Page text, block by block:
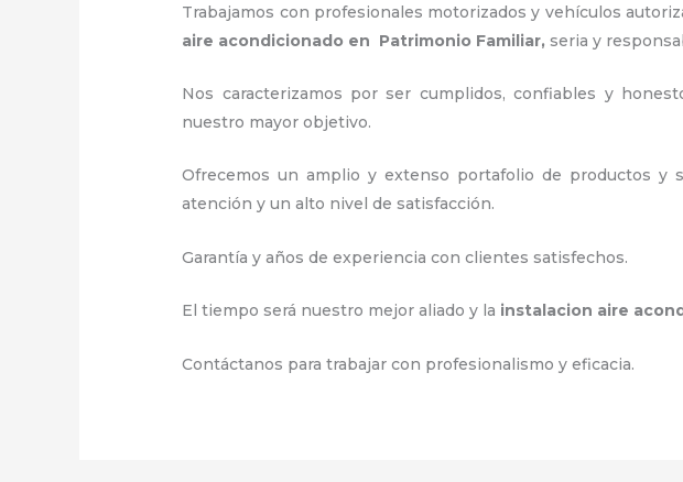
Trabajamos con profesionales motorizados y vehículos
aire acondicionado en Patrimonio Familiar,seria y
Nos caracterizamos por ser cumplidos, confiables y
nuestro mayor objetivo.
Ofrecemos un amplio y extenso portafolio de productos y
atención y un alto nivel de satisfacción.
Garantía y años de experiencia con clientes satisfechos.
El tiempo será nuestro mejor aliado y la instalacion aire
Contáctanos para trabajar con profesionalismo y eficacia.